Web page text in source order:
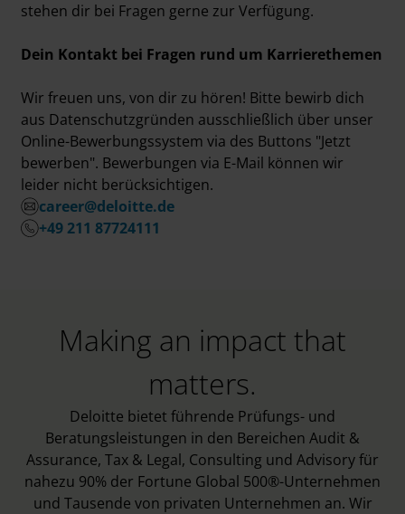
stehen dir bei Fragen gerne zur Verfügung.
Dein Kontakt bei Fragen rund um Karrierethemen
Wir freuen uns, von dir zu hören! Bitte bewirb dich
aus Datenschutzgründen ausschließlich über unser
Online-Bewerbungssystem via des Buttons "Jetzt
bewerben". Bewerbungen via E-Mail können wir
leider nicht berücksichtigen.
career@deloitte.de
+49 211 87724111
Making an impact that
matters.
Deloitte bietet führende Prüfungs- und
Beratungsleistungen in den Bereichen Audit &
Assurance, Tax & Legal, Consulting und Advisory für
nahezu 90% der Fortune Global 500®-Unternehmen
und Tausende von privaten Unternehmen an. Wir